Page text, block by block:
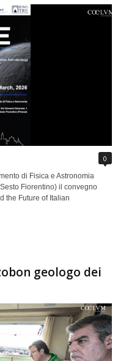
0
di Fisica e Astronomia
Fiorentino) il convegno
the Future of Italian
geologo dei